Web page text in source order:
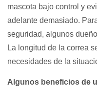
mascota bajo control y
adelante demasiado.
seguridad, algunos
La longitud de la correa
necesidades de la
Algunos beneficios de